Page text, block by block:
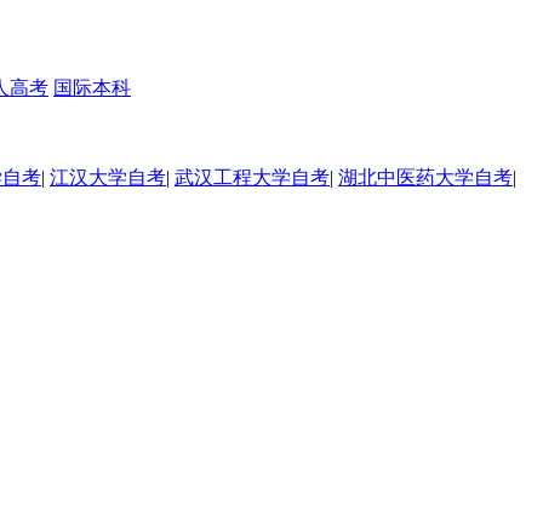
高考 国际本科
考| 江汉大学自考| 武汉工程大学自考| 湖北中医药大学自考|